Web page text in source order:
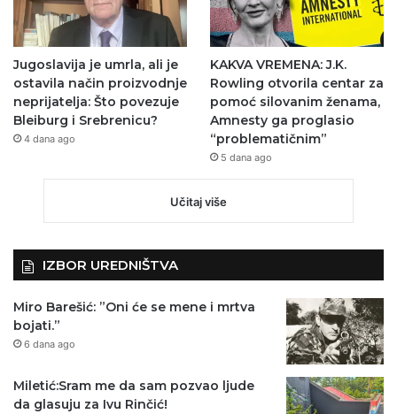
Jugoslavija je umrla, ali je
ostavila način proizvodnje
neprijatelja: Što povezuje
Bleiburg i Srebrenicu?
4 dana ago
KAKVA VREMENA: J.K.
Rowling otvorila centar za
pomoć silovanim ženama,
Amnesty ga proglasio
“problematičnim”
5 dana ago
Učitaj više
IZBOR UREDNIŠTVA
Miro Barešić: ”Oni će se mene i mrtva
bojati.”
6 dana ago
Miletić:Sram me da sam pozvao ljude
da glasuju za Ivu Rinčić!